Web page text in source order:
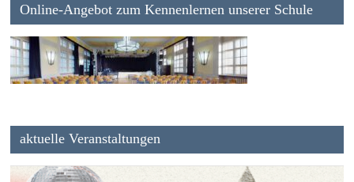
Online-Angebot zum Kennenlernen unserer Schule
aktuelle Veranstaltungen